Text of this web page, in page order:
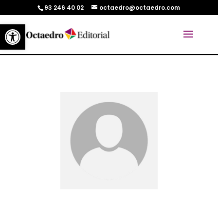
Abrir barra de herramientas
93 246 40 02 octaedro@octaedro.com